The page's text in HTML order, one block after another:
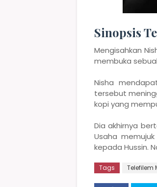
Sinopsis
Mengisahkan
membuka
Nisha
tersebut
kopi yang
Dia akhirnya
Usaha
kepada Hussin.
Tags Telefilem